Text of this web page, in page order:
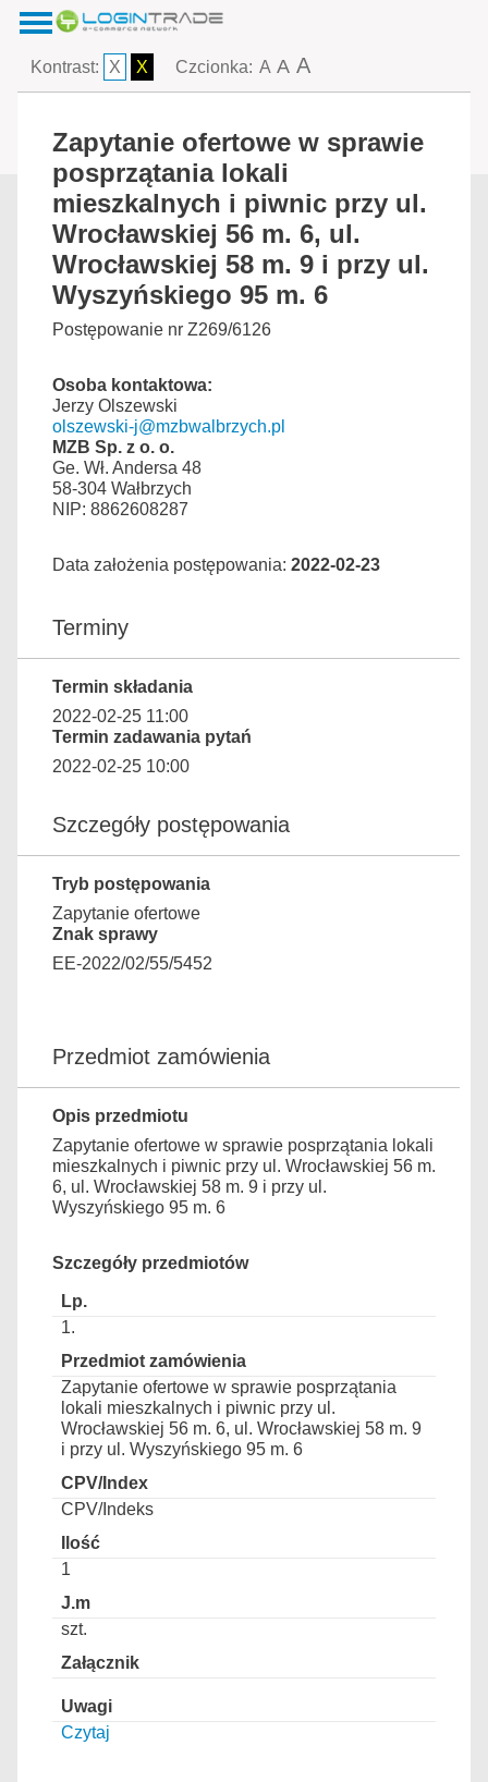
Kontrast: X X Czcionka: A A A
Zapytanie ofertowe w sprawie
posprzątania lokali
mieszkalnych i piwnic przy ul.
Wrocławskiej 56 m. 6, ul.
Wrocławskiej 58 m. 9 i przy ul.
Wyszyńskiego 95 m. 6
Postępowanie nr Z269/6126
Osoba kontaktowa:
Jerzy Olszewski
olszewski-j@mzbwalbrzych.pl
MZB Sp. z o. o.
Ge. Wł. Andersa 48
58-304 Wałbrzych
NIP: 8862608287
Data założenia postępowania: 2022-02-23
Terminy
Termin składania
2022-02-25 11:00
Termin zadawania pytań
2022-02-25 10:00
Szczegóły postępowania
Tryb postępowania
Zapytanie ofertowe
Znak sprawy
EE-2022/02/55/5452
Przedmiot zamówienia
Opis przedmiotu
Zapytanie ofertowe w sprawie posprzątania lokali
mieszkalnych i piwnic przy ul. Wrocławskiej 56 m.
6, ul. Wrocławskiej 58 m. 9 i przy ul.
Wyszyńskiego 95 m. 6
Szczegóły przedmiotów
1.
Zapytanie ofertowe w sprawie posprzątania
lokali mieszkalnych i piwnic przy ul.
Wrocławskiej 56 m. 6, ul. Wrocławskiej 58 m. 9
i przy ul. Wyszyńskiego 95 m. 6
CPV/Indeks
1
szt.
Czytaj